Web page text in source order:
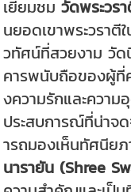
เยี่ยมชมวัดพระวร
นยอดเขาพระวราตี
วทัศน์ที่สวยงาม วัด
คารพนับถือของผู้ที่
งความรักและควา
ประสบการณ์ที่น่าจ
ารถมองเห็นทัศนีย
นารายัน (Shree